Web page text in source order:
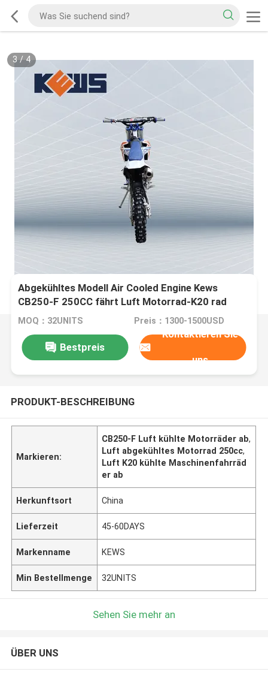
3/4
Abgekühltes Modell Air Cooled Engine Kews
CB250-F 250CC fährt Luft Motorrad-K20 rad
MOQ：32UNITS Preis：1300-1500USD
Bestpreis
Kontaktieren Sie
uns
PRODUKT-BESCHREIBUNG
Markieren:
CB250-F Luft kühlte Motorräder ab,
Luft abgekühltes Motorrad 250cc,
Luft K20 kühlte Maschinenfahrräd
er ab
Herkunftsort China
Lieferzeit 45-60DAYS
Markenname KEWS
Min Bestellmenge 32UNITS
Sehen Sie mehr an
ÜBER UNS